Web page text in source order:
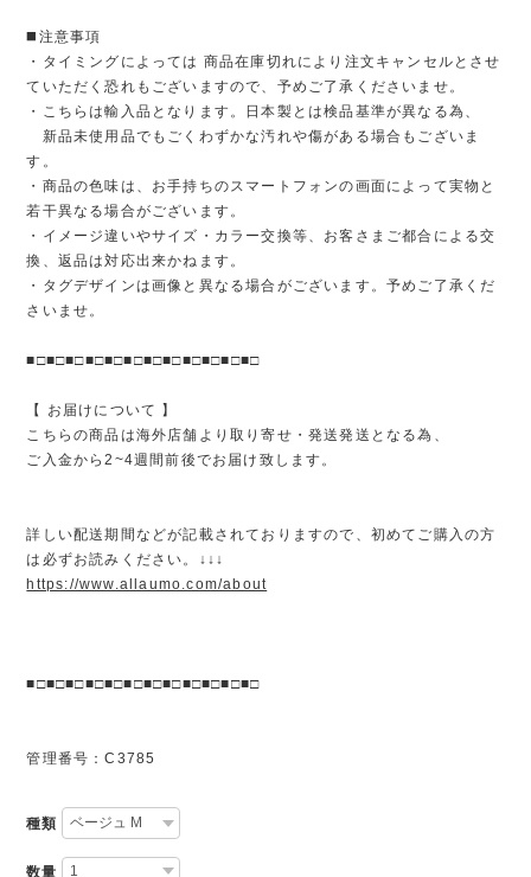
◼️注意事項
・タイミングによっては 商品在庫切れにより注文キャンセルとさせ
ていただく恐れもございますので、予めご了承くださいませ。
・こちらは輸入品となります。日本製とは検品基準が異なる為、
新品未使用品でもごくわずかな汚れや傷がある場合もございま
す。
・商品の色味は、お手持ちのスマートフォンの画面によって実物と
若干異なる場合がございます。
・イメージ違いやサイズ・カラー交換等、お客さまご都合による交
換、返品は対応出来かねます。
・タグデザインは画像と異なる場合がございます。予めご了承くだ
さいませ。
■□■□■□■□■□■□■□■□■□■□■□■□
【 お届けについて 】
こちらの商品は海外店舗より取り寄せ・発送発送となる為、
ご入金から2~4週間前後でお届け致します。
詳しい配送期間などが記載されておりますので、初めてご購入の方
は必ずお読みください。↓↓↓
https://www.allaumo.com/about
■□■□■□■□■□■□■□■□■□■□■□■□
管理番号：C3785
種類
数量